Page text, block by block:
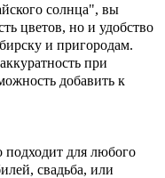
солнца", вы
цветов, но и удобство
и пригородам.
при
добавить к
для любого
свадьба, или